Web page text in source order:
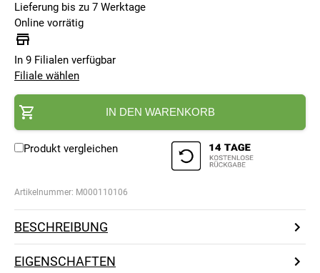
Lieferung bis zu 7 Werktage
Online vorrätig
In 9 Filialen verfügbar
Filiale wählen
IN DEN WARENKORB
Produkt vergleichen
Artikelnummer: M000110106
BESCHREIBUNG
EIGENSCHAFTEN